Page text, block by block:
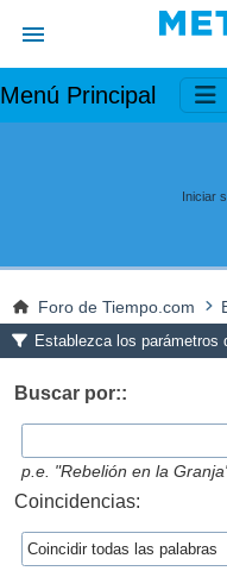
Menú Principal
Iniciar
Foro de Tiempo.com
Establezca los parámetros
Buscar por::
p.e. "Rebelión en la
Coincidencias: